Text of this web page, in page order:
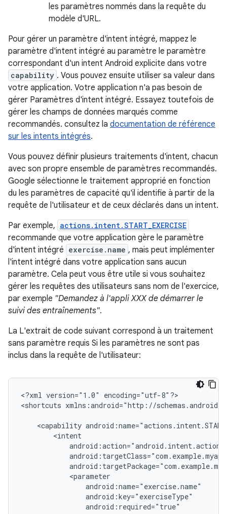
les paramètres nommés dans la requête du
modèle d'URL.
Pour gérer un paramètre d'intent intégré, mappez le
paramètre d'intent intégré au paramètre le paramètre
correspondant d'un intent Android explicite dans votre
capability . Vous pouvez ensuite utiliser sa valeur dans
votre application. Votre application n'a pas besoin de
gérer Paramètres d'intent intégré. Essayez toutefois de
gérer les champs de données marqués comme
recommandés. consultez la documentation de référence
sur les intents intégrés.
Vous pouvez définir plusieurs traitements d'intent, chacun
avec son propre ensemble de paramètres recommandés.
Google sélectionne le traitement approprié en fonction
du les paramètres de capacité qu'il identifie à partir de la
requête de l'utilisateur et de ceux déclarés dans un intent.
Par exemple, actions.intent.START_EXERCISE
recommande que votre application gère le paramètre
d'intent intégré exercise.name , mais peut implémenter
l'intent intégré dans votre application sans aucun
paramètre. Cela peut vous être utile si vous souhaitez
gérer les requêtes des utilisateurs sans nom de l'exercice,
par exemple "Demandez à l'appli XXX de démarrer le
suivi des entraînements".
La L'extrait de code suivant correspond à un traitement
sans paramètre requis Si les paramètres ne sont pas
inclus dans la requête de l'utilisateur:
<?xml version="1.0"
encoding="utf-8"?>
<shortcuts xmlns:android="http://
<capability